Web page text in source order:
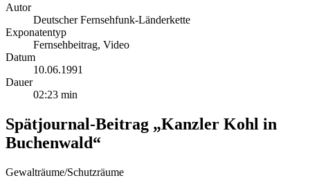
Autor
Deutscher Fernsehfunk-Länderkette
Exponatentyp
Fernsehbeitrag, Video
Datum
10.06.1991
Dauer
02:23 min
Spätjournal-Beitrag „Kanzler Kohl in
Buchenwald“
Gewalträume/Schutzräume